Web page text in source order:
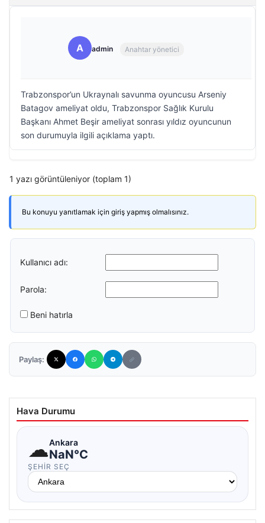
A admin Anahtar yönetici
Trabzonspor’un Ukraynalı savunma oyuncusu Arseniy
Batagov ameliyat oldu, Trabzonspor Sağlık Kurulu
Başkanı Ahmet Beşir ameliyat sonrası yıldız oyuncunun
son durumuyla ilgili açıklama yaptı.
1 yazı görüntüleniyor (toplam 1)
Bu konuyu yanıtlamak için giriş yapmış olmalısınız.
Kullanıcı adı:
Parola:
Beni hatırla
Paylaş:
Hava Durumu
☁Ankara
NaN°C
ŞEHIR SEÇ